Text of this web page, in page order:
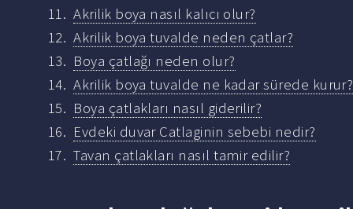
Akrilik boya nasıl kalıcı olur?
Akrilik boya tuvalde neden çatlar?
Boya çatlağı neden olur?
Akrilik boya tuvalde ne kadar sürede kurur?
Boya çatlakları nasıl giderilir?
Evdeki duvar Catlaginin sebebi nedir?
Tavan çatlakları nasıl tamir edilir?